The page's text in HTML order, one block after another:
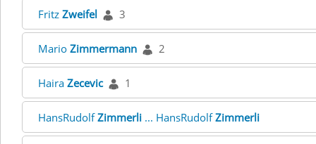
Fritz Zweifel 3
Mario Zimmermann 2
Haira Zecevic 1
HansRudolfZimmerli ... HansRudolfZimmerli